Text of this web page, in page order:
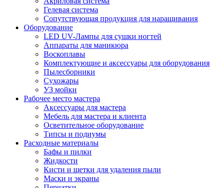
Гелевая система
Сопутствующая продукция для наращивания
Оборудование
LED UV-Лампы для сушки ногтей
Аппараты для маникюра
Воскоплавы
Комплектующие и аксессуары для оборудования
Пылесборники
Сухожары
УЗ мойки
Рабочее место мастера
Аксессуары для мастера
Мебель для мастера и клиента
Осветительное оборудование
Типсы и подиумы
Расходные материалы
Бафы и пилки
Жидкости
Кисти и щетки для удаления пыли
Маски и экраны